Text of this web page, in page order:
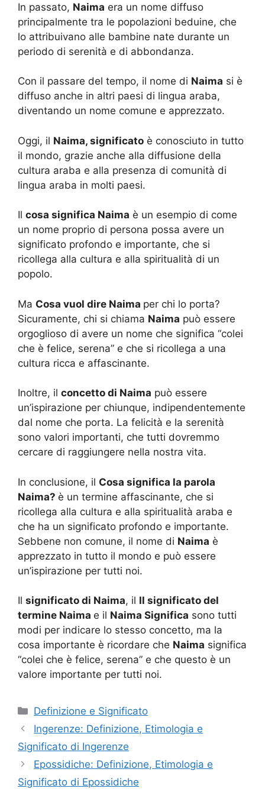
In passato, Naima era un nome diffuso
principalmente tra le popolazioni beduine, che
lo attribuivano alle bambine nate durante un
periodo di serenità e di abbondanza.
Con il passare del tempo, il nome di Naima si è
diffuso anche in altri paesi di lingua araba,
diventando un nome comune e apprezzato.
Oggi, il Naima, significato è conosciuto in tutto
il mondo, grazie anche alla diffusione della
cultura araba e alla presenza di comunità di
lingua araba in molti paesi.
Il cosa significa Naima è un esempio di come
un nome proprio di persona possa avere un
significato profondo e importante, che si
ricollega alla cultura e alla spiritualità di un
popolo.
Ma Cosa vuol dire Naima per chi lo porta?
Sicuramente, chi si chiama Naima può essere
orgoglioso di avere un nome che significa “colei
che è felice, serena” e che si ricollega a una
cultura ricca e affascinante.
Inoltre, il concetto di Naima può essere
un’ispirazione per chiunque, indipendentemente
dal nome che porta. La felicità e la serenità
sono valori importanti, che tutti dovremmo
cercare di raggiungere nella nostra vita.
In conclusione, il Cosa significa la parola
Naima? è un termine affascinante, che si
ricollega alla cultura e alla spiritualità araba e
che ha un significato profondo e importante.
Sebbene non comune, il nome di Naima è
apprezzato in tutto il mondo e può essere
un’ispirazione per tutti noi.
Il significato di Naima, il Il significato del
termine Naima e il Naima Significa sono tutti
modi per indicare lo stesso concetto, ma la
cosa importante è ricordare che Naima significa
“colei che è felice, serena” e che questo è un
valore importante per tutti noi.
Categorie
Definizione e Significato
Ingerenze: Definizione, Etimologia e
Significato di Ingerenze
Epossidiche: Definizione, Etimologia e
Significato di Epossidiche